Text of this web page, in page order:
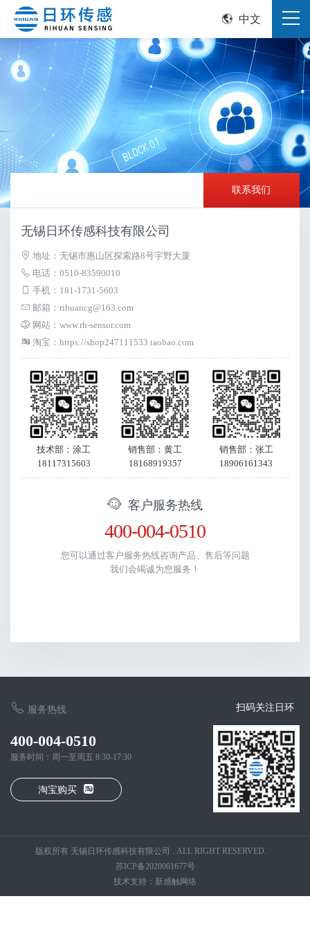
中文
联系我们
无锡日环传感科技有限公司
地址：无锡市惠山区探索路8号宇野大厦
电话：0510-83590010
手机：181-1731-5603
邮箱：rihuancg@163.com
网站：www.rh-sensor.com
淘宝： https://shop247111533.taobao.com
技术部：涂工
18117315603
销售部：黄工
18168919357
销售部：张工
18906161343
客户服务热线
400-004-0510
您可以通过客户服务热线咨询产品、售后等问题
我们会竭诚为您服务！
服务热线
400-004-0510
服务时间：周一至周五 8:30-17:30
淘宝购买
扫码关注日环
版权所有 无锡日环传感科技有限公司 . ALL RIGHT RESERVED.
苏ICP备2020061677号
技术支持：新感触网络